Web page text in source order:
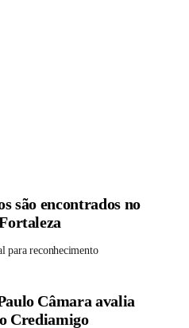
são encontrados no
para reconhecimento
Câmara avalia
Crediamigo